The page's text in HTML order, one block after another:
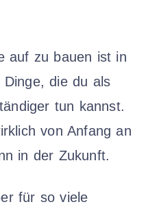
auf zu bauen ist in
die du als
tun kannst.
von Anfang an
in der Zukunft.
für so viele